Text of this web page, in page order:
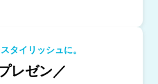
タイリッシュに。
レゼン／